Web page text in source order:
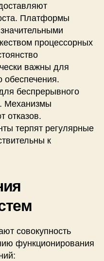
Платформы
процессорных
важны для
обеспечения.
беспрерывного
Механизмы
отказов.
терпят регулярные
к
совокупность
функционирования